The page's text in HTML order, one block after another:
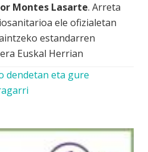
Montes Lasarte. Arreta
ele ofizialetan
estandarren
Euskal Herrian
dendetan eta gure